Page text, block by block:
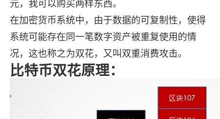
元，我可以购买两样东西。
在加密货币系统中，由于数据的可复制性，使得
系统可能存在同一笔数字资产被重复使用的情
况，这也称之为双花，又叫双重消费攻击。
比特币双花原理：